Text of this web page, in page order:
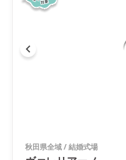
秋田県全域/結婚式場